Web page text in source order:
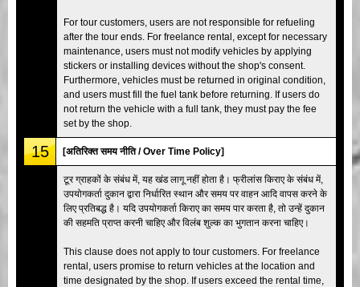
For tour customers, users are not responsible for refueling
after the tour ends. For freelance rental, except for necessary
maintenance, users must not modify vehicles by applying
stickers or installing devices without the shop's consent.
Furthermore, vehicles must be returned in original condition,
and users must fill the fuel tank before returning. If users do
not return the vehicle with a full tank, they must pay the fee
set by the shop.
15 [अतिरिक्त समय नीति / Over Time Policy]
टूर ग्राहकों के संबंध में, यह खंड लागू नहीं होता है। फ्रीलांस किराए के संबंध में,
उपयोगकर्ता दुकान द्वारा निर्धारित स्थान और समय पर वाहन आदि वापस करने के
लिए प्रतिबद्ध है। यदि उपयोगकर्ता किराए का समय पार करता है, तो उन्हें दुकान
की सहमति प्राप्त करनी चाहिए और विलंब शुल्क का भुगतान करना चाहिए।
This clause does not apply to tour customers. For freelance
rental, users promise to return vehicles at the location and
time designated by the shop. If users exceed the rental time,